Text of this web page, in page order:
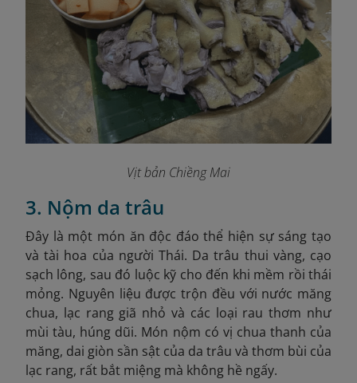
Vịt bản Chiềng Mai
3. Nộm da trâu
Đây là một món ăn độc đáo thể hiện sự sáng tạo
và tài hoa của người Thái. Da trâu thui vàng, cạo
sạch lông, sau đó luộc kỹ cho đến khi mềm rồi thái
mỏng. Nguyên liệu được trộn đều với nước măng
chua, lạc rang giã nhỏ và các loại rau thơm như
mùi tàu, húng dũi. Món nộm có vị chua thanh của
măng, dai giòn sần sật của da trâu và thơm bùi của
lạc rang, rất bắt miệng mà không hề ngấy.